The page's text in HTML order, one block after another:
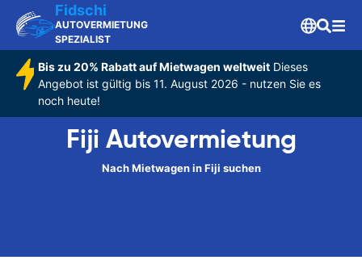
Fidschi
AUTOVERMIETUNG
SPEZIALIST
Bis zu 20% Rabatt auf Mietwagen weltweitDieses
Angebot ist gültig bis 11. August 2026 - nutzen Sie es
noch heute!
Fiji Autovermietung
Nach Mietwagen in Fiji suchen